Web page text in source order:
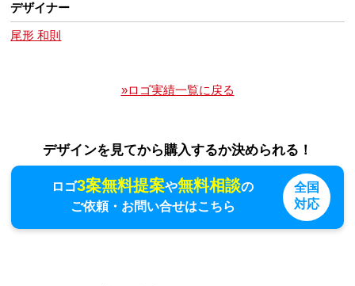
デザイナー
尾形 和則
»ロゴ実績一覧に戻る
デザインを見てから購入するか決められる！
ロゴ3案無料提案や無料相談の
ご依頼・お問い合せはこちら
全国
対応